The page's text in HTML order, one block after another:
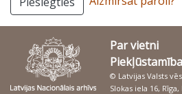
Par vietni
© Latvijas Valsts
Slokas iela 16, Rīga,